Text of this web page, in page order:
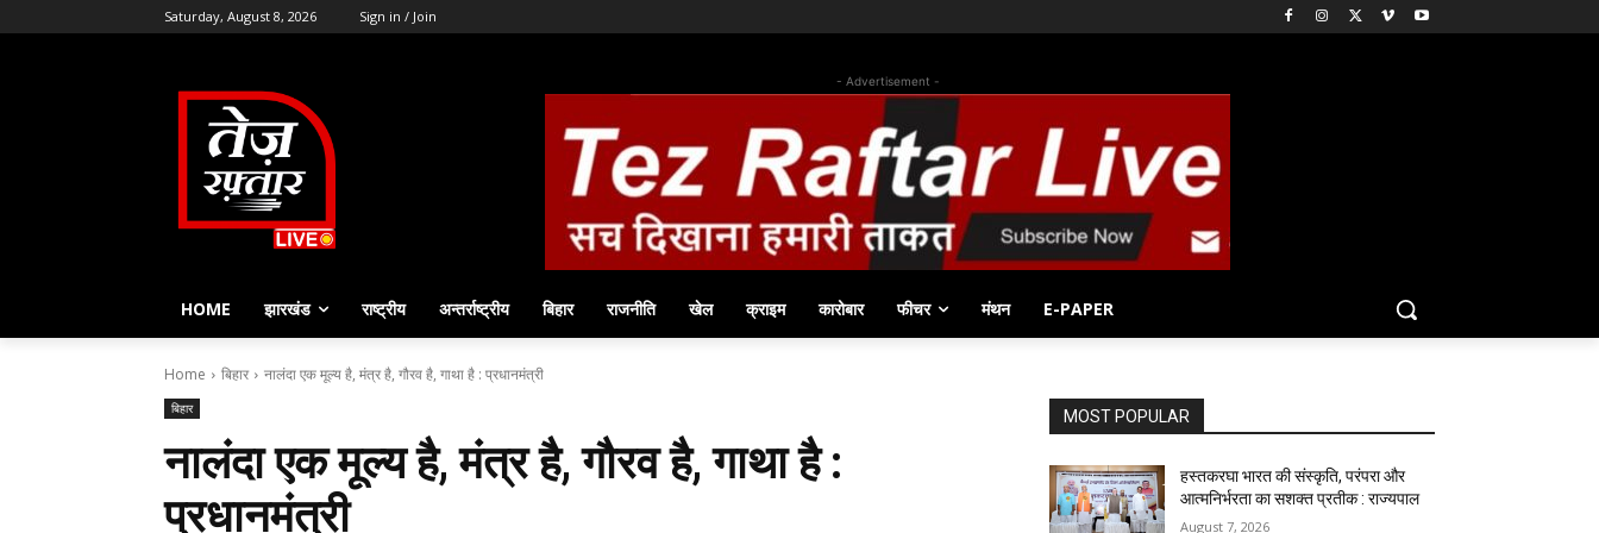
Saturday, August 8, 2026 Sign in / Join
- Advertisement -
HOME झारखंड राष्ट्रीय अन्तर्राष्ट्रीय बिहार राजनीति खेल क्राइम कारोबार फीचर मंथन E-PAPER
Home बिहार नालंदा एक मूल्य है, मंत्र है, गौरव है, गाथा है : प्रधानमंत्री
बिहार
नालंदा एक मूल्य है, मंत्र है, गौरव है, गाथा है :
प्रधानमंत्री
MOST POPULAR
हस्तकरघा भारत की संस्कृति, परंपरा और
आत्मनिर्भरता का सशक्त प्रतीक : राज्यपाल
August 7, 2026